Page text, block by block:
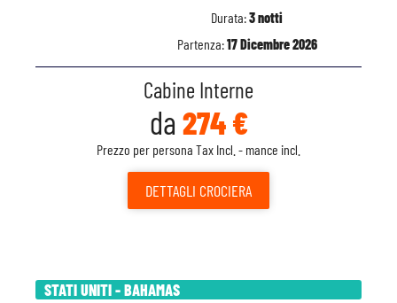
Durata:3 notti
Partenza:17 Dicembre 2026
Cabine Interne
da 274 €
Prezzo per persona Tax Incl. - mance incl.
DETTAGLI CROCIERA
STATI UNITI - BAHAMAS